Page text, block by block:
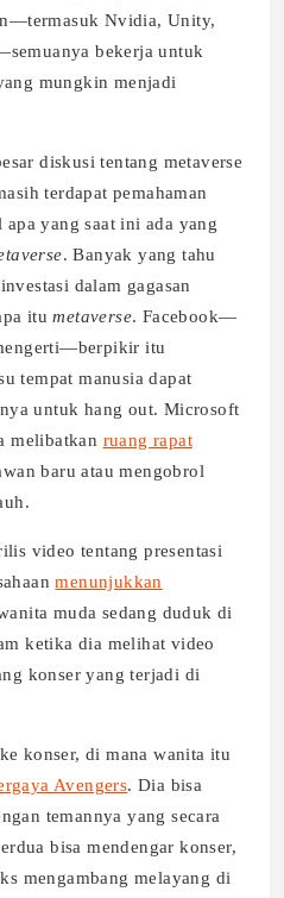
Nvidia, Unity,
bekerja untuk
mungkin menjadi
diskusi tentang metaverse
terdapat pemahaman
yang saat ini ada yang
. Banyak yang tahu
dalam gagasan
itumetaverse. Facebook—
itu
tempat manusia dapat
untuk hang out. Microsoft
melibatkan ruang rapat
baru atau mengobrol
video tentang presentasi
menunjukkan
muda sedang duduk di
ketika dia melihat video
konser yang terjadi di
konser, di mana wanita itu
Avengers. Dia bisa
temannya yang secara
bisa mendengar konser,
mengambang melayang di